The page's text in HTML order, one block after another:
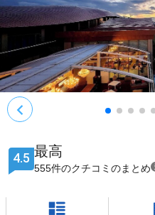
4.5 最高
555件のクチコミのまとめ